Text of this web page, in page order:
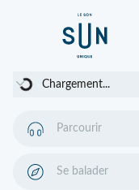
Chargement... Chargement...
Parcourir
Se balader